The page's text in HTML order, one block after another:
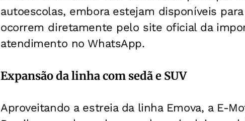
autoescolas, embora estejam disponíveis
ocorrem diretamente pelo site oficial da
atendimento no WhatsApp.
Expansão da linha com sedã e SUV
Aproveitando a estreia da linha Emova, a E-